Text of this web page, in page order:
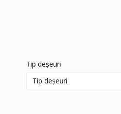
Tip deșeuri